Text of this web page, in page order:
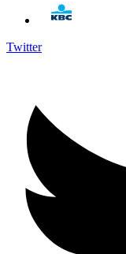
Twitter